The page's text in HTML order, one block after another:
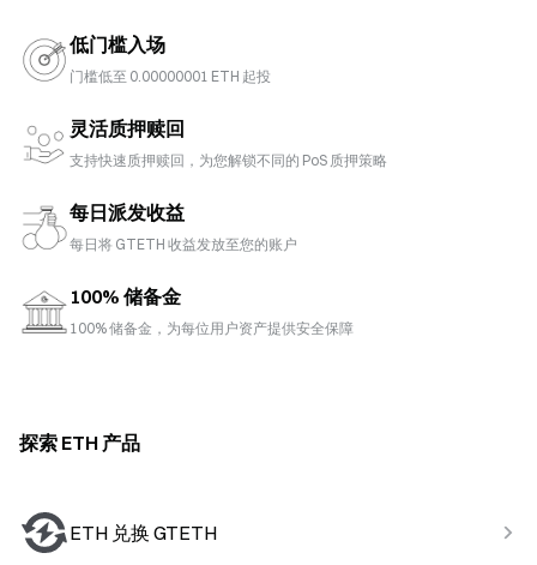
低门槛入场
门槛低至 0.00000001 ETH 起投
灵活质押赎回
支持快速质押赎回，为您解锁不同的 PoS 质押策略
每日派发收益
每日将 GTETH 收益发放至您的账户
100% 储备金
100% 储备金，为每位用户资产提供安全保障
探索 ETH 产品
ETH 兑换 GTETH